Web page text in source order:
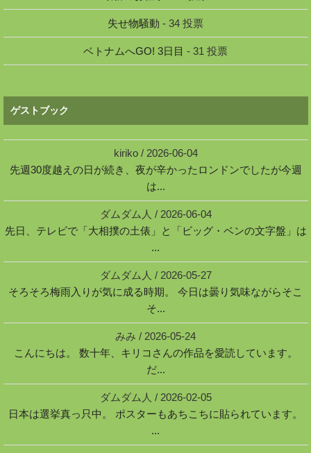
失せ物騒動 - 34 投票
ベトナムへGO! 3日目 - 31 投票
ゲストブック
kiriko/ 2026-06-04
先週30度越えの日が続き、夜が辛かったロンドンでしたが今週
は...
ダムダム人 / 2026-06-04
先日、テレビで「大相撲の土俵」と「ビッグ・ベンの文字盤」は
...
ダムダム人 / 2026-05-27
そろそろ梅雨入りが気に成る時期。 今日は曇り気味ながらそこ
そ...
みみ / 2026-05-24
こんにちは。 数十年、キリコさんの作品を愛読しています。
だ...
ダムダム人 / 2026-02-05
日本は選挙真っ只中。 ポスターもあちこちに貼られています。
...